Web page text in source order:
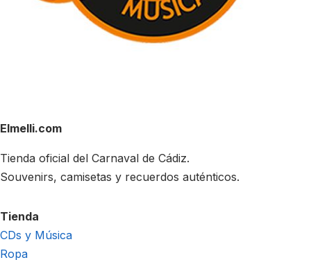
Elmelli.com
Tienda oficial del Carnaval de Cádiz.
Souvenirs, camisetas y recuerdos auténticos.
Tienda
CDs y Música
Ropa